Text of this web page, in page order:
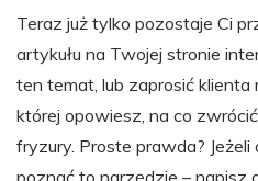
Teraz już tylko pozostaje Ci
artykułu na Twojej stronie
ten temat, lub zaprosić klienta
której opowiesz, na co
fryzury. Proste prawda? Jeżeli
poznać to narzędzie – napisz